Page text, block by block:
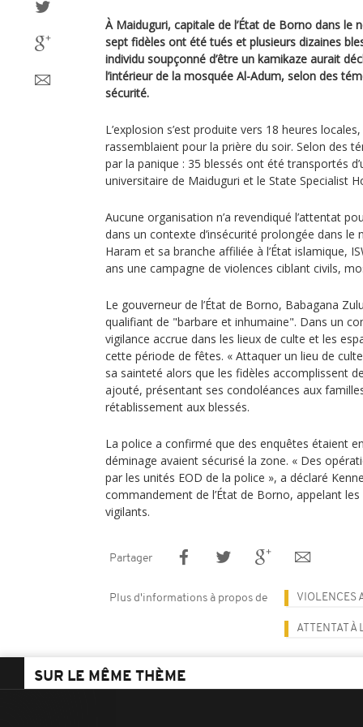
À Maiduguri, capitale de l’État de Borno dans le
sept fidèles ont été tués et plusieurs dizaines
individu soupçonné d’être un kamikaze aurait
l’intérieur de la mosquée Al-Adum, selon des
sécurité.
L’explosion s’est produite vers 18 heures
rassemblaient pour la prière du soir. Selon des
par la panique : 35 blessés ont été transportés
universitaire de Maiduguri et le State Specialist
Aucune organisation n’a revendiqué l’attentat
dans un contexte d’insécurité prolongée dans
Haram et sa branche affiliée à l’État islamique,
ans une campagne de violences ciblant civils,
Le gouverneur de l’État de Borno, Babagana
qualifiant de "barbare et inhumaine". Dans un
vigilance accrue dans les lieux de culte et les
cette période de fêtes. « Attaquer un lieu de
sa sainteté alors que les fidèles accomplissent
ajouté, présentant ses condoléances aux
rétablissement aux blessés.
La police a confirmé que des enquêtes étaient
déminage avaient sécurisé la zone. « Des
par les unités EOD de la police », a déclaré
commandement de l’État de Borno, appelant
vigilants.
Partager
Plus d'informations à propos de VIOLENCES
ATTENTAT À
SUR LE MÊME THÈME